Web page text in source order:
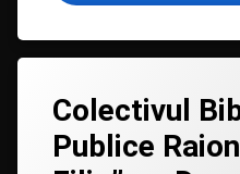
Colectivul
Publice
un
comentariu
la
Colectivul